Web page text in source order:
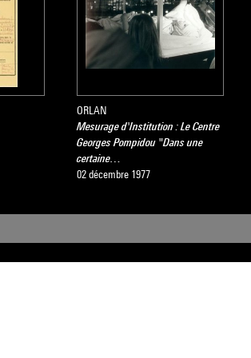
ORLAN
Mesurage d'Institution : Le Centre
Georges Pompidou "Dans une
certaine…
02 décembre 1977